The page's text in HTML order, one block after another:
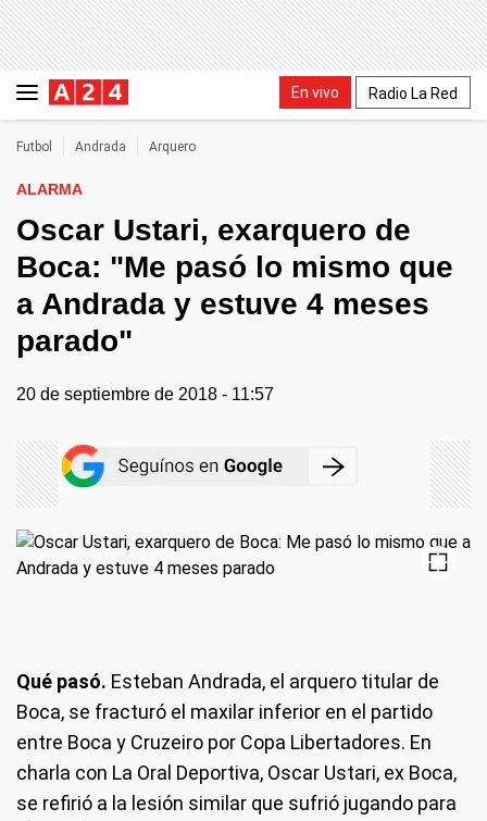
En vivo Radio La Red
Futbol Andrada Arquero
ALARMA
Oscar Ustari, exarquero de
Boca: "Me pasó lo mismo que
a Andrada y estuve 4 meses
parado"
20 de septiembre de 2018 - 11:57
Qué pasó. Esteban Andrada, el arquero titular de
Boca, se fracturó el maxilar inferior en el partido
entre Boca y Cruzeiro por Copa Libertadores. En
charla con La Oral Deportiva, Oscar Ustari, ex Boca,
se refirió a la lesión similar que sufrió jugando para